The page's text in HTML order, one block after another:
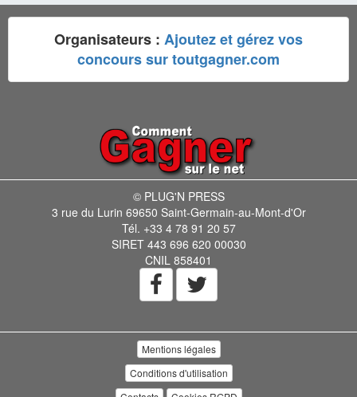
Organisateurs : Ajoutez et gérez vos
concours sur toutgagner.com
© PLUG'N PRESS
3 rue du Lurin 69650 Saint-Germain-au-Mont-d'Or
Tél. +33 4 78 91 20 57
SIRET 443 696 620 00030
CNIL 858401
Mentions légales
Conditions d'utilisation